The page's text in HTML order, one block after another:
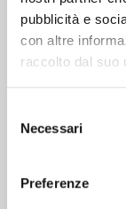
pubblicità e
con altre
raccolto dal suo
delNecessari
Preferenze